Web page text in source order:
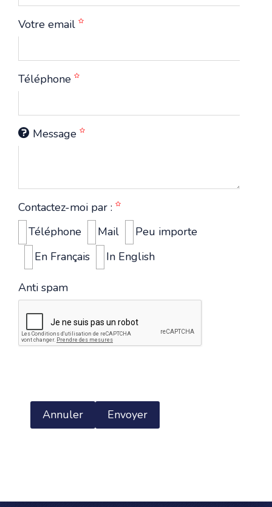
Votre email
Téléphone
Message
Contactez-moi par :
Téléphone
Mail
Peu importe
En Français
In English
Anti spam
Annuler Envoyer